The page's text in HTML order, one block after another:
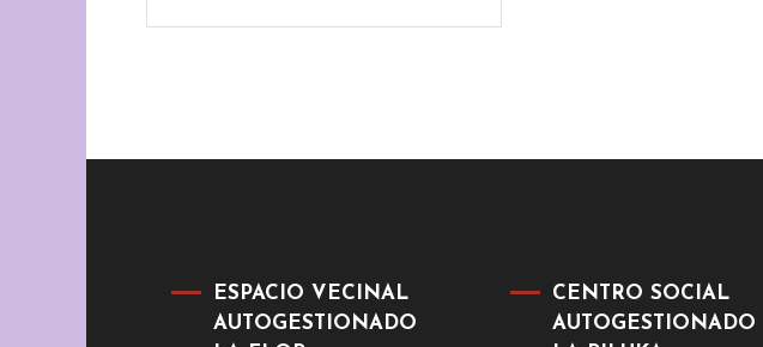
ESPACIO VECINAL
AUTOGESTIONADO
CENTRO SOCIAL
AUTOGESTIONADO